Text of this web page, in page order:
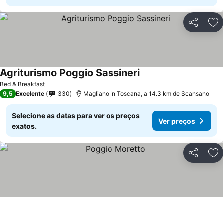
Partilhar
Bed & Breakfast
Agriturismo Poggio Sassineri
9,5 Excelente 330 Magliano in Toscana, a 14.3 km de Scansano
Selecione as datas para ver os preços
exatos.
Ver preços
Partilhar